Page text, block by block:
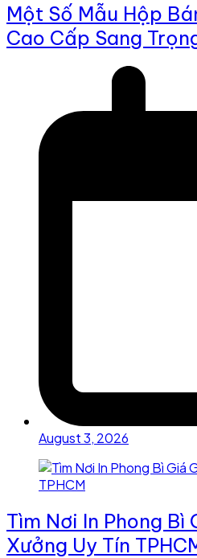
Một Số Mẫu Hộp
Cao Cấp Sang
August 3, 2026
Tìm Nơi In Phong Bì
Xưởng Uy Tín